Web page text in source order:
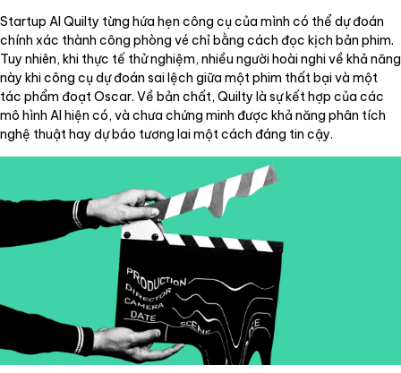
Startup AI Quilty từng hứa hẹn công cụ của mình có thể dự đoán
chính xác thành công phòng vé chỉ bằng cách đọc kịch bản phim.
Tuy nhiên, khi thực tế thử nghiệm, nhiều người hoài nghi về khả năng
này khi công cụ dự đoán sai lệch giữa một phim thất bại và một
tác phẩm đoạt Oscar. Về bản chất, Quilty là sự kết hợp của các
mô hình AI hiện có, và chưa chứng minh được khả năng phân tích
nghệ thuật hay dự báo tương lai một cách đáng tin cậy.